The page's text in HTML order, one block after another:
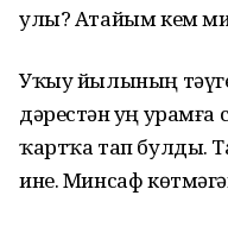
улы? Атайым кем
Уҡыу йылының тәүге
дәрестән һуң урамға
ҡартҡа тап булды.
ине. Минсаф